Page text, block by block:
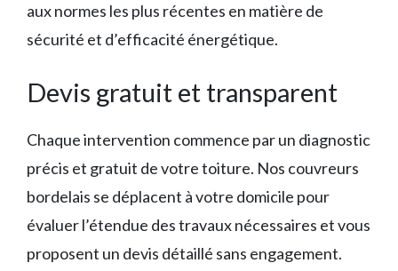
aux normes les plus récentes en matière de
sécurité et d’efficacité énergétique.
Devis gratuit et transparent
Chaque intervention commence par un diagnostic
précis et gratuit de votre toiture. Nos couvreurs
bordelais se déplacent à votre domicile pour
évaluer l’étendue des travaux nécessaires et vous
proposent un devis détaillé sans engagement.